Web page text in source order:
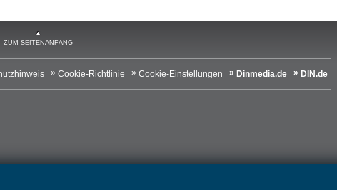
ZUM SEITENANFANG
Cookie-Richtlinie Cookie-Einstellungen Dinmedia.de DIN.de